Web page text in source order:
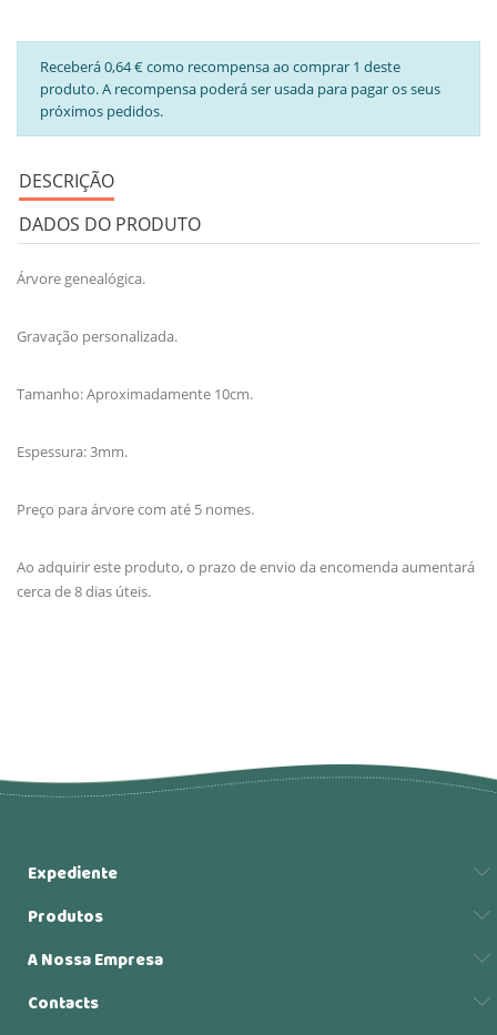
Receberá 0,64 € como recompensa ao comprar 1 deste
produto. A recompensa poderá ser usada para pagar os seus
próximos pedidos.
DESCRIÇÃO
DADOS DO PRODUTO
Árvore genealógica.
Gravação personalizada.
Tamanho: Aproximadamente 10cm.
Espessura: 3mm.
Preço para árvore com até 5 nomes.
Ao adquirir este produto, o prazo de envio da encomenda aumentará
cerca de 8 dias úteis.
Expediente
Produtos
A Nossa Empresa
Contacts